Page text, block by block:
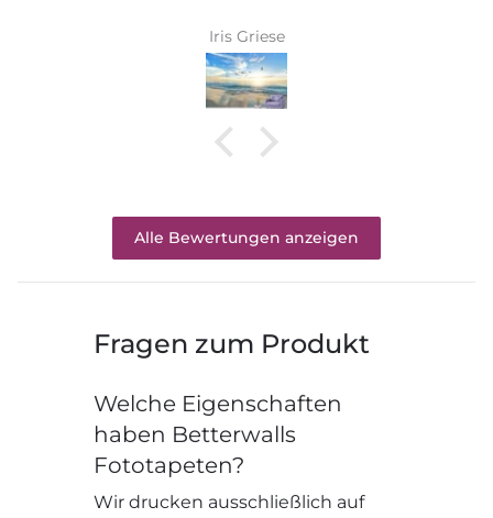
Iris Griese
Alle Bewertungen anzeigen
Fragen zum Produkt
Welche Eigenschaften
haben Betterwalls
Fototapeten?
Wir drucken ausschließlich auf